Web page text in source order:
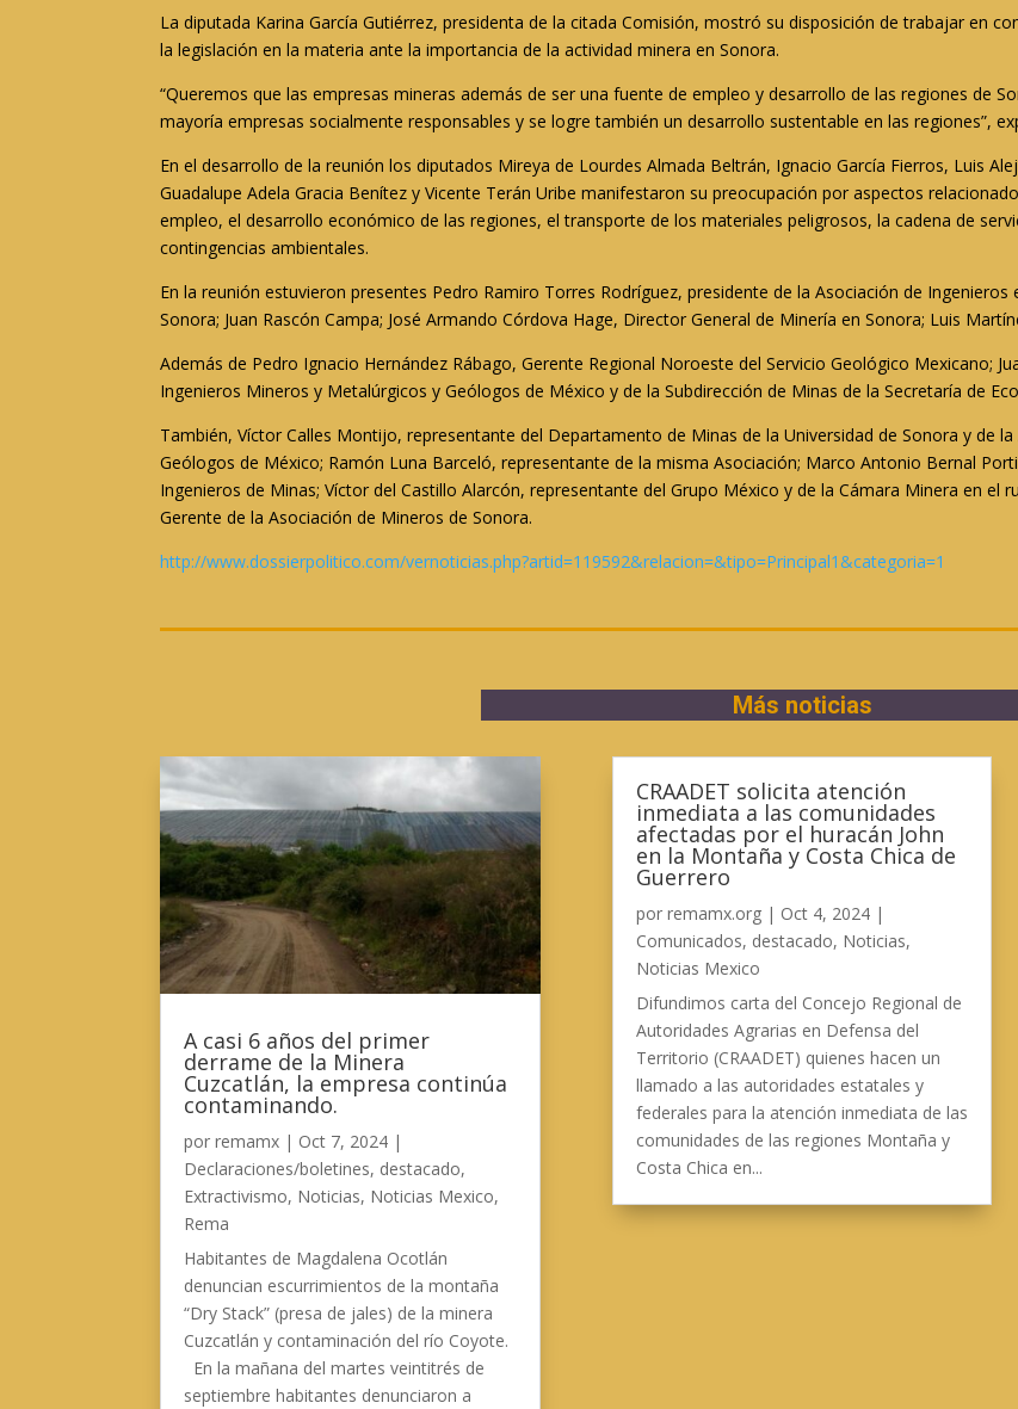
La diputada Karina García Gutiérrez, presidenta de la citada Comisión, mostró su disposición de trabajar en
la legislación en la materia ante la importancia de la actividad minera en Sonora.
“Queremos que las empresas mineras además de ser una fuente de empleo y desarrollo de las regiones de
mayoría empresas socialmente responsables y se logre también un desarrollo sustentable en las regiones”,
En el desarrollo de la reunión los diputados Mireya de Lourdes Almada Beltrán, Ignacio García Fierros, Luis
Guadalupe Adela Gracia Benítez y Vicente Terán Uribe manifestaron su preocupación por aspectos
empleo, el desarrollo económico de las regiones, el transporte de los materiales peligrosos, la cadena de
contingencias ambientales.
En la reunión estuvieron presentes Pedro Ramiro Torres Rodríguez, presidente de la Asociación de
Sonora; Juan Rascón Campa; José Armando Córdova Hage, Director General de Minería en Sonora; Luis
Además de Pedro Ignacio Hernández Rábago, Gerente Regional Noroeste del Servicio Geológico Mexicano;
Ingenieros Mineros y Metalúrgicos y Geólogos de México y de la Subdirección de Minas de la Secretaría de
También, Víctor Calles Montijo, representante del Departamento de Minas de la Universidad de Sonora y de
Geólogos de México; Ramón Luna Barceló, representante de la misma Asociación; Marco Antonio Bernal
Ingenieros de Minas; Víctor del Castillo Alarcón, representante del Grupo México y de la Cámara Minera en
Gerente de la Asociación de Mineros de Sonora.
http://www.dossierpolitico.com/vernoticias.php?artid=119592&relacion=&tipo=Principal1&categoria=1
Más noticias
A casi 6 años del primer
derrame de la Minera
Cuzcatlán, la empresa continúa
contaminando.
porremamx | Oct 7, 2024 |
Declaraciones/boletines, destacado,
Extractivismo, Noticias, Noticias Mexico,
Rema
Habitantes de Magdalena Ocotlán
denuncian escurrimientos de la montaña
“Dry Stack” (presa de jales) de la minera
Cuzcatlán y contaminación del río Coyote.
En la mañana del martes veintitrés de
septiembre habitantes denunciaron a
CRAADET solicita atención
inmediata a las comunidades
afectadas por el huracán John
en la Montaña y Costa Chica de
Guerrero
por remamx.org| Oct 4, 2024|
Comunicados, destacado, Noticias,
Noticias Mexico
Difundimos carta del Concejo Regional de
Autoridades Agrarias en Defensa del
Territorio (CRAADET) quienes hacen un
llamado a las autoridades estatales y
federales para la atención inmediata de las
comunidades de las regiones Montaña y
Costa Chica en...